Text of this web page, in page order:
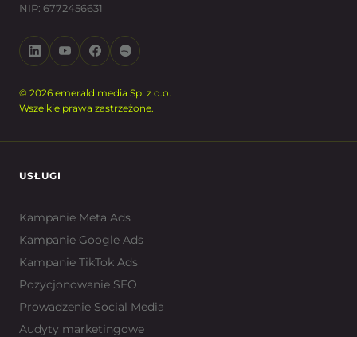
NIP: 6772456631
© 2026 emerald media Sp. z o.o.
Wszelkie prawa zastrzeżone.
USŁUGI
Kampanie Meta Ads
Kampanie Google Ads
Kampanie TikTok Ads
Pozycjonowanie SEO
Prowadzenie Social Media
Audyty marketingowe